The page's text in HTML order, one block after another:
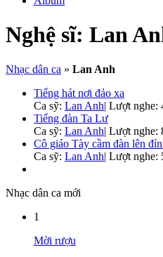
Nghệ sĩ: Lan
Nhạc dân ca » Lan Anh
Tiếng hát nơi đảo xa
Ca sỹ: Lan Anh| Lượt nghe:
Tiếng đàn Ta Lư
Ca sỹ: Lan Anh| Lượt nghe:
Cô giáo Tày cầm đàn lên
Ca sỹ: Lan Anh| Lượt nghe:
Nhạc dân ca mới
1
Mời rượu